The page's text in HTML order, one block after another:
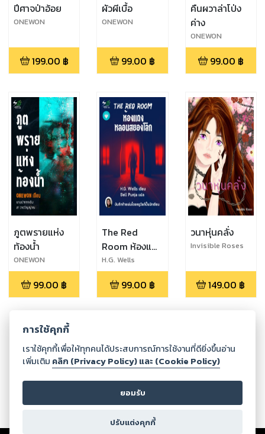
ปีศาจป่าอ้อย
ONEWON
199.00 ฿
ผัวผีเบื้อ
ONEWON
99.00 ฿
คืนผวาล่าโป่ง
ค่าง
ONEWON
99.00 ฿
ภูตพรายแห่ง
ท้องน้ำ
ONEWON
99.00 ฿
The Red
Room ห้องแดง
หลอนสยองโลก
H.G. Wells
99.00 ฿
วนาหุ่นคลั่ง
Invisible Roses
149.00 ฿
กำลังโหลด ...
การใช้คุกกี้
เราใช้คุกกี้เพื่อให้ทุกคนได้ประสบการณ์การใช้งานที่ดียิ่งขึ้นอ่าน
เพิ่มเติม คลิก (Privacy Policy) และ (Cookie Policy)
ยอมรับ
ปรับแต่งคุกกี้